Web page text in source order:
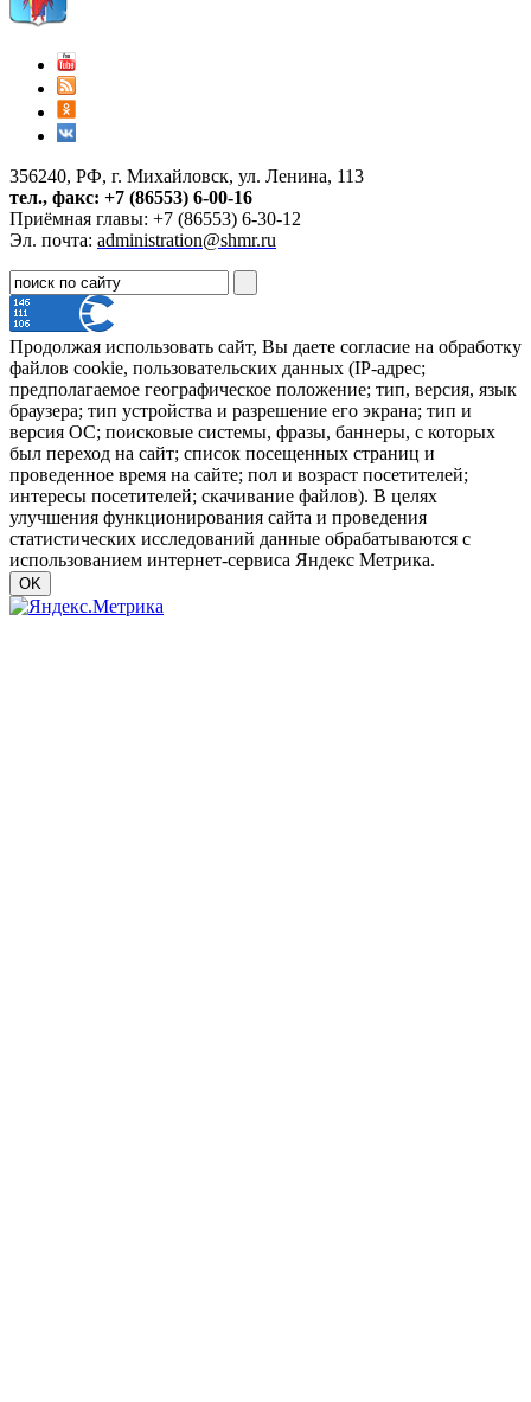
356240, РФ, г. Михайловск, ул. Ленина, 113
тел., факс: +7 (86553) 6-00-16
Приёмная главы: +7 (86553) 6-30-12
Эл. почта: administration@shmr.ru
Продолжая использовать сайт, Вы даете согласие на обработку
файлов cookie, пользовательских данных (IP-адрес;
предполагаемое географическое положение; тип, версия, язык
браузера; тип устройства и разрешение его экрана; тип и
версия ОС; поисковые системы, фразы, баннеры, с которых
был переход на сайт; список посещенных страниц и
проведенное время на сайте; пол и возраст посетителей;
интересы посетителей; скачивание файлов). В целях
улучшения функционирования сайта и проведения
статистических исследований данные обрабатываются с
использованием интернет-сервиса Яндекс Метрика.
OK